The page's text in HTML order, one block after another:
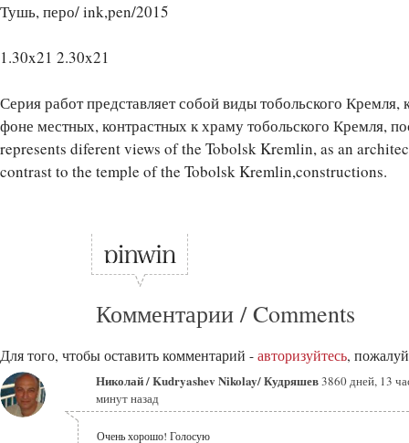
Тушь, перо/ ink,pen/2015
1.30x21 2.30x21
Серия работ представляет собой виды тобольского
фоне местных, контрастных к храму тобольского Кремля,
represents diferent views of the Tobolsk Kremlin, as an
contrast to the temple of the Tobolsk Kremlin,constructions.
Комментарии / Comments
Для того, чтобы оставить комментарий - авторизуйтесь,
Николай / Kudryashev Nikolay/ Кудряшев3860 дней, 13
минут назад
Очень хорошо! Голосую